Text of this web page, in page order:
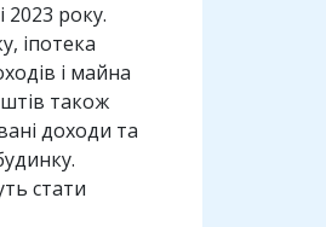
2023 року.
іпотека
і майна
також
доходи та
стати